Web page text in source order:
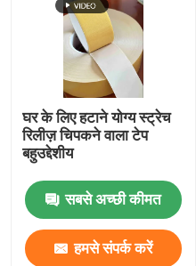
घर के लिए हटाने योग्य स्ट्रेच
रिलीज़ चिपकने वाला टेप
बहुउद्देशीय
सबसे अच्छी कीमत
हमसे संपर्क करें